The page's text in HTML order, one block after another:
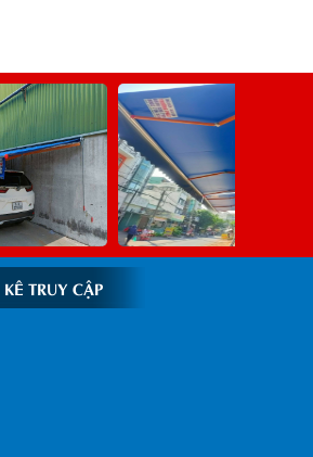
TRUY CẬP